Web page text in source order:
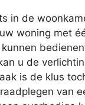
in de
woning met
u de
is de klus
van